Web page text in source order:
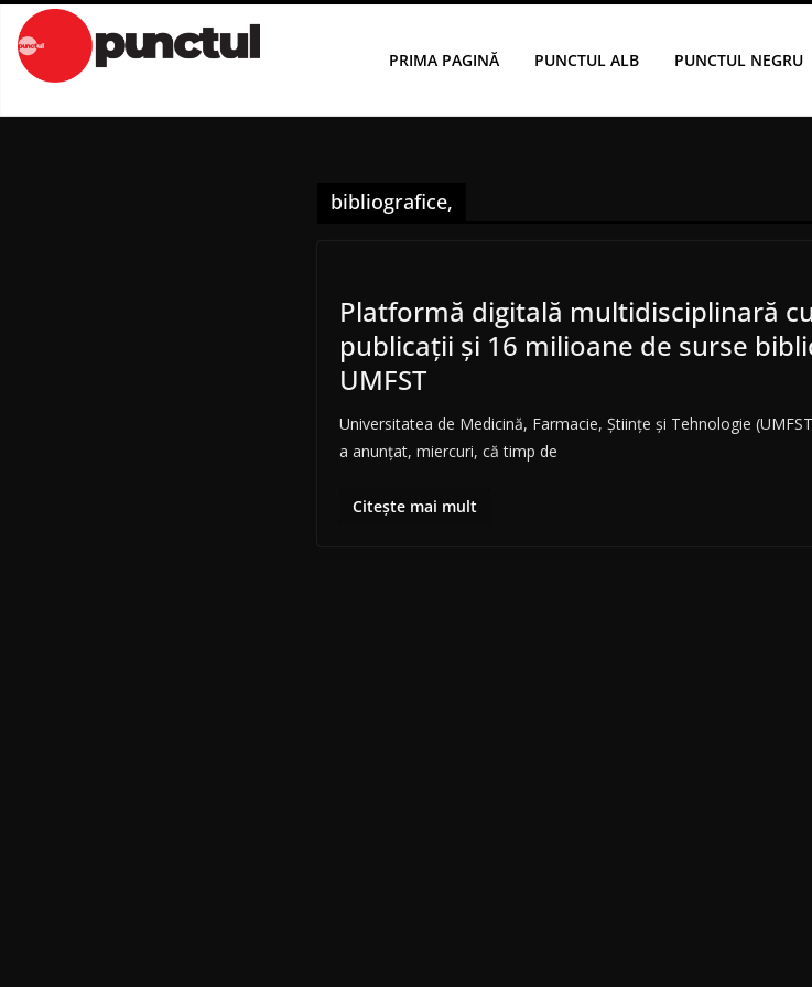
Sari
conținut
PRIMA PAGINĂ PUNCTUL ALB PUNCTUL NEGRU
bibliografice,
Platformă digitală multidisciplinară
publicaţii şi 16 milioane de surse
UMFST
Universitatea de Medicină, Farmacie, Ştiinţe şi Tehnologie
a anunţat, miercuri, că timp de
Citește mai mult